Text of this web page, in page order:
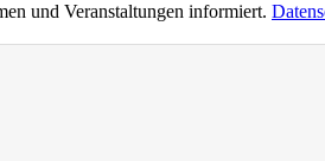
und Veranstaltungen informiert.